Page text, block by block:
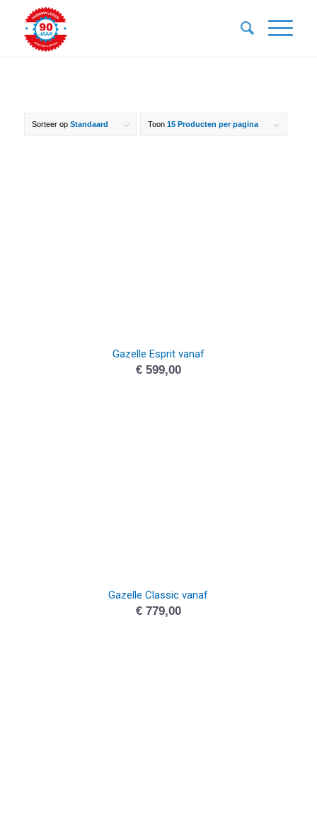
Sorteer op Standaard Toon 15 Producten per pagina
Gazelle Esprit vanaf
€599,00
Gazelle Classic vanaf
€779,00